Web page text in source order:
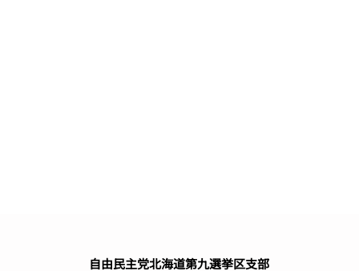
自由民主党北海道第九選挙区支部